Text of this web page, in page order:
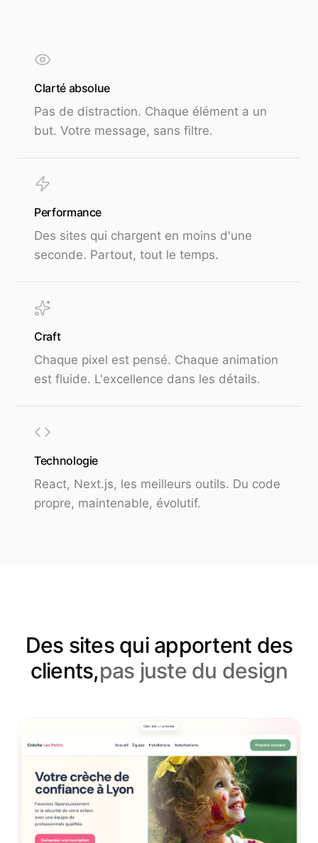
Clarté absolue
Pas de distraction. Chaque élément a un
but. Votre message, sans filtre.
Performance
Des sites qui chargent en moins d'une
seconde. Partout, tout le temps.
Craft
Chaque pixel est pensé. Chaque animation
est fluide. L'excellence dans les détails.
Technologie
React, Next.js, les meilleurs outils. Du code
propre, maintenable, évolutif.
Des sites qui apportent des
clients,pas juste du design